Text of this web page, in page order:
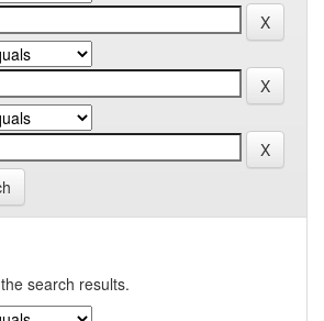
search results.